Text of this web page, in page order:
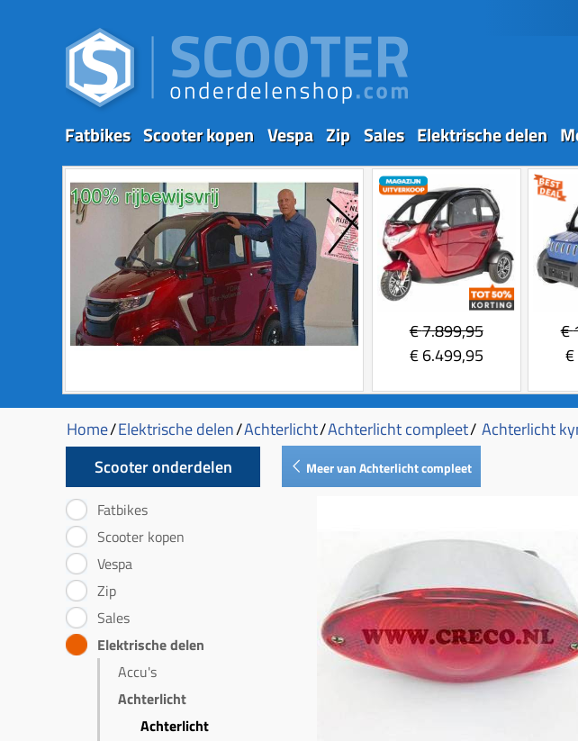
Fatbikes Scooter kopen Vespa Zip Sales Elektrische delen
€7.899,95
€6.499,95
€
€
Home/Elektrische delen/Achterlicht/Achterlicht compleet/ Achterlicht
Scooter onderdelen
Fatbikes
Scooter kopen
Vespa
Zip
Sales
Elektrische delen
Accu's
Achterlicht
Achterlicht
Meer van Achterlicht compleet